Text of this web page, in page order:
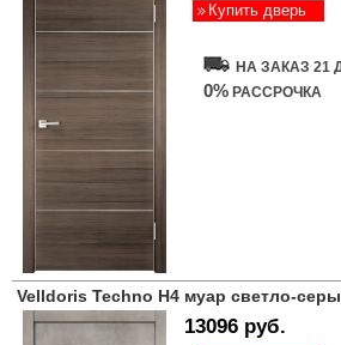
Купить дверь
НА ЗАКАЗ 21
0% РАССРОЧКА
Velldoris Techno H4 муар светло-
13096 руб.